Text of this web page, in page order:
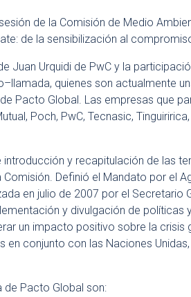
de la Comisión de Medio
de la sensibilización al
Juan Urquidi de PwC y la
quienes son actualmente
Pacto Global. Las empresas que
Poch, PwC, Tecnasic, Tinguiririca,
introducción y recapitulación de las
Definió el Mandato por el
en julio de 2007 por el Secretario
y divulgación de políticas
un impacto positivo sobre la crisis
conjunto con las Naciones
de Pacto Global son: